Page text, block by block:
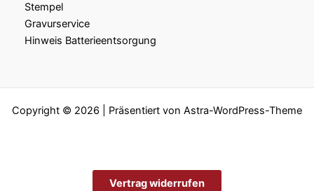
Stempel
Gravurservice
Hinweis Batterieentsorgung
Copyright © 2026 | Präsentiert von Astra-WordPress-Theme
Vertrag widerrufen